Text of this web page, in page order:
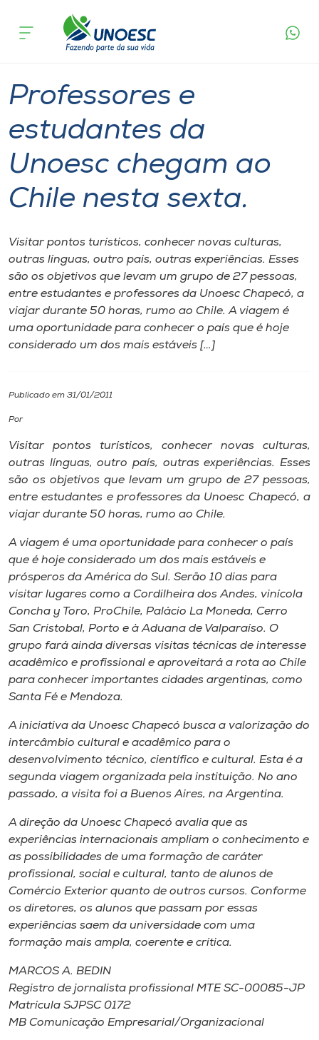
Cursos
Pesquisa
Atendimento ao Estudante
Portal de Ensino
A
Internacionalização
I.nova
Diplomados
CPA
Biblioteca
Editora
Rádio
Museu
Unoesc
Selecione
o idioma
A+
acontece
Professores e
estudantes da
Unoesc chegam ao
Chile nesta sexta.
Visitar pontos turísticos, conhecer novas culturas,
outras línguas, outro país, outras experiências. Esses
são os objetivos que levam um grupo de 27 pessoas,
entre estudantes e professores da Unoesc Chapecó, a
viajar durante 50 horas, rumo ao Chile. A viagem é
uma oportunidade para conhecer o país que é hoje
considerado um dos mais estáveis […]
Publicado em 31/01/2011
Por
Visitar pontos turísticos, conhecer novas culturas,
outras línguas, outro país, outras experiências. Esses
são os objetivos que levam um grupo de 27 pessoas,
entre estudantes e professores da Unoesc Chapecó, a
viajar durante 50 horas, rumo ao Chile.
A viagem é uma oportunidade para conhecer o país
que é hoje considerado um dos mais estáveis e
prósperos da América do Sul. Serão 10 dias para
visitar lugares como a Cordilheira dos Andes, vinícola
Concha y Toro, ProChile, Palácio La Moneda, Cerro
San Cristobal, Porto e à Aduana de Valparaíso. O
grupo fará ainda diversas visitas técnicas de interesse
acadêmico e profissional e aproveitará a rota ao Chile
para conhecer importantes cidades argentinas, como
Santa Fé e Mendoza.
A iniciativa da Unoesc Chapecó busca a valorização do
intercâmbio cultural e acadêmico para o
desenvolvimento técnico, científico e cultural. Esta é a
segunda viagem organizada pela instituição. No ano
passado, a visita foi a Buenos Aires, na Argentina.
A direção da Unoesc Chapecó avalia que as
experiências internacionais ampliam o conhecimento e
as possibilidades de uma formação de caráter
profissional, social e cultural, tanto de alunos de
Comércio Exterior quanto de outros cursos. Conforme
os diretores, os alunos que passam por essas
experiências saem da universidade com uma
formação mais ampla, coerente e crítica.
MARCOS A. BEDIN
Registro de jornalista profissional MTE SC-00085-JP
Matrícula SJPSC 0172
MB Comunicação Empresarial/Organizacional